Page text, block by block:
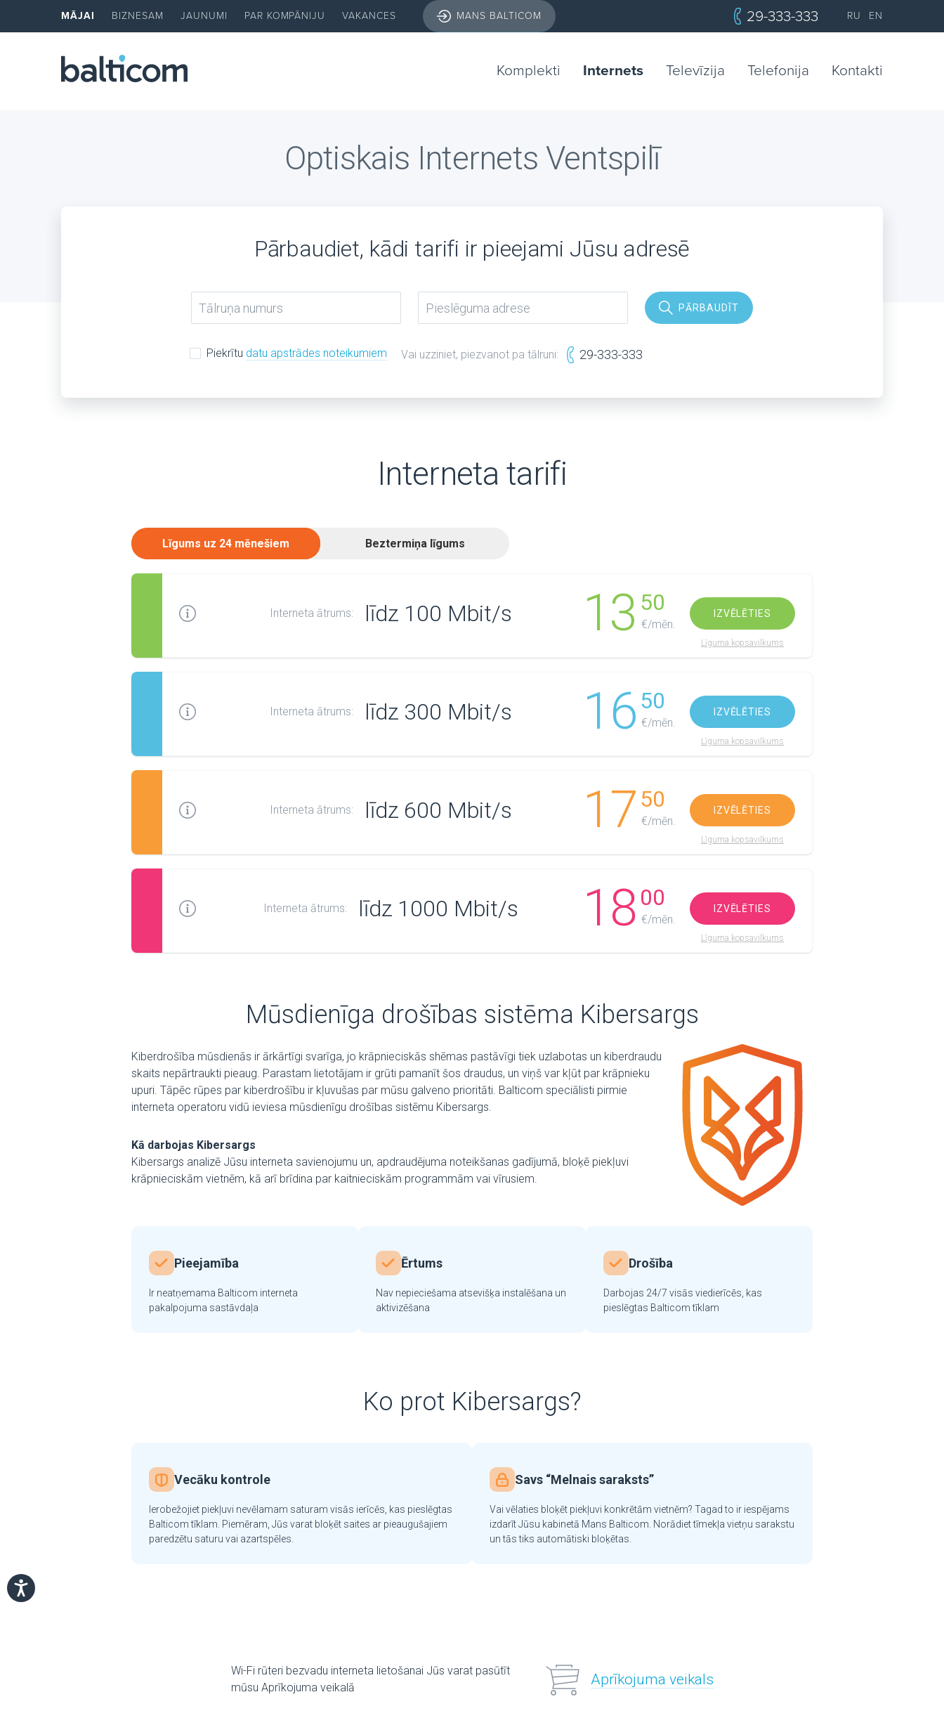
MĀJAI BIZNESAM JAUNUMI PAR KOMPĀNIJU VAKANCES MANS BALTICOM 29-333-333 RU EN
Komplekti Internets Televīzija Telefonija Kontakti
Optiskais Internets Ventspilī
Pārbaudiet, kādi tarifi ir pieejami Jūsu adresē
PĀRBAUDĪT
Piekrītu datu apstrādes noteikumiem Vai uzziniet, piezvanot pa tālruni: 29-333-333
Interneta tarifi
Līgums uz 24 mēnešiem Beztermiņa līgums
Interneta ātrums: līdz 100 Mbit/s 13 50
€/mēn.
IZVĒLĒTIES
Līguma kopsavilkums
Interneta ātrums: līdz 300 Mbit/s 16 50
€/mēn.
IZVĒLĒTIES
Līguma kopsavilkums
Interneta ātrums: līdz 600 Mbit/s 17 50
€/mēn.
IZVĒLĒTIES
Līguma kopsavilkums
Interneta ātrums: līdz 1000 Mbit/s 18 00
€/mēn.
IZVĒLĒTIES
Līguma kopsavilkums
Mūsdienīga drošības sistēma Kibersargs
Kiberdrošība mūsdienās ir ārkārtīgi svarīga, jo krāpnieciskās shēmas pastāvīgi tiek uzlabotas un kiberdraudu
skaits nepārtraukti pieaug. Parastam lietotājam ir grūti pamanīt šos draudus, un viņš var kļūt par krāpnieku
upuri. Tāpēc rūpes par kiberdrošību ir kļuvušas par mūsu galveno prioritāti. Balticom speciālisti pirmie
interneta operatoru vidū ieviesa mūsdienīgu drošības sistēmu Kibersargs.
Kā darbojas Kibersargs
Kibersargs analizē Jūsu interneta savienojumu un, apdraudējuma noteikšanas gadījumā, bloķē piekļuvi
krāpnieciskām vietnēm, kā arī brīdina par kaitnieciskām programmām vai vīrusiem.
Pieejamība
Ir neatņemama Balticom interneta
pakalpojuma sastāvdaļa
Ērtums
Nav nepieciešama atsevišķa instalēšana un
aktivizēšana
Drošība
Darbojas 24/7 visās viedierīcēs, kas
pieslēgtas Balticom tīklam
Ko prot Kibersargs?
Vecāku kontrole
Ierobežojiet piekļuvi nevēlamam saturam visās ierīcēs, kas pieslēgtas
Balticom tīklam. Piemēram, Jūs varat bloķēt saites ar pieaugušajiem
paredzētu saturu vai azartspēles.
Savs “Melnais saraksts”
Vai vēlaties bloķēt piekļuvi konkrētām vietnēm? Tagad to ir iespējams
izdarīt Jūsu kabinetā Mans Balticom. Norādiet tīmekļa vietņu sarakstu
un tās tiks automātiski bloķētas.
Wi-Fi rūteri bezvadu interneta lietošanai Jūs varat pasūtīt
mūsu Aprīkojuma veikalā
Aprīkojuma veikals